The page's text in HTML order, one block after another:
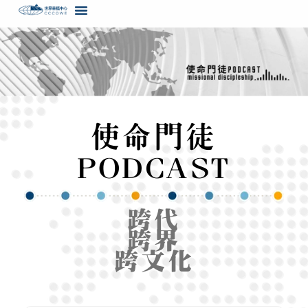
content
使命門徒
PODCAST
跨代
跨界
跨文化